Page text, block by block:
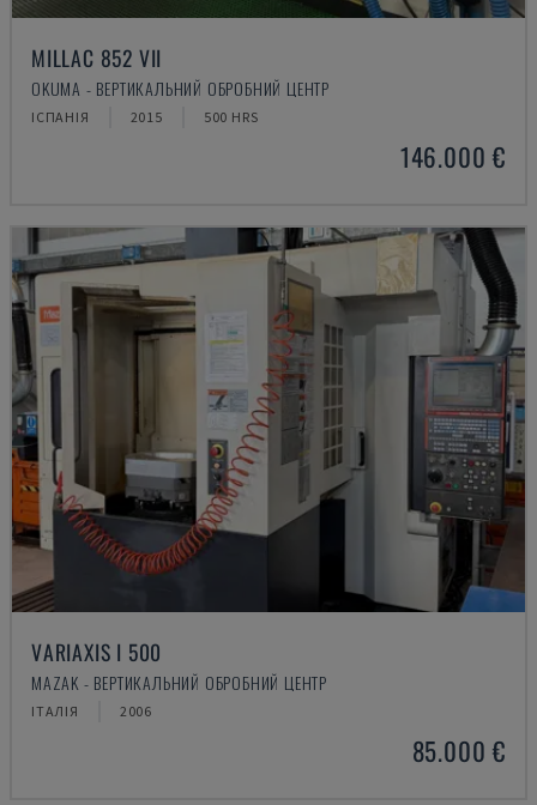
MILLAC 852 VII
OKUMA - ВЕРТИКАЛЬНИЙ ОБРОБНИЙ ЦЕНТР
ІСПАНІЯ 2015 500 HRS
146.000 €
VARIAXIS I 500
MAZAK - ВЕРТИКАЛЬНИЙ ОБРОБНИЙ ЦЕНТР
ІТАЛІЯ 2006
85.000 €